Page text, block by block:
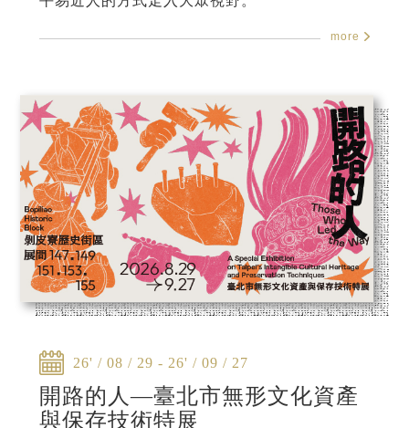
more
26' / 08 / 29 - 26' / 09 / 27
開路的人—臺北市無形文化資產
與保存技術特展